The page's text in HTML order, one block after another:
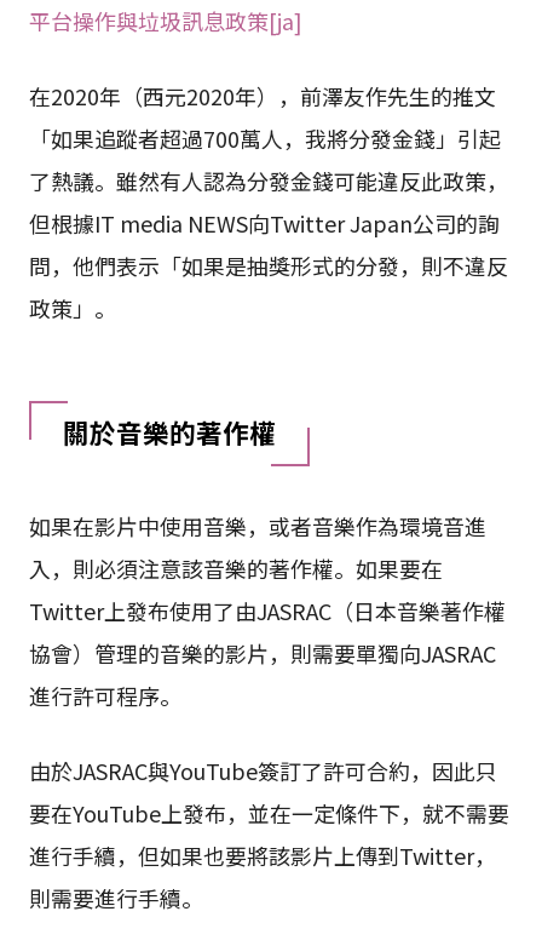
平台操作與垃圾訊息政策[ja]
在2020年（西元2020年），前澤友作先生的推文
「如果追蹤者超過700萬人，我將分發金錢」引起
了熱議。雖然有人認為分發金錢可能違反此政策，
但根據IT media NEWS向Twitter Japan公司的詢
問，他們表示「如果是抽獎形式的分發，則不違反
政策」。
關於音樂的著作權
如果在影片中使用音樂，或者音樂作為環境音進
入，則必須注意該音樂的著作權。如果要在
Twitter上發布使用了由JASRAC（日本音樂著作權
協會）管理的音樂的影片，則需要單獨向JASRAC
進行許可程序。
由於JASRAC與YouTube簽訂了許可合約，因此只
要在YouTube上發布，並在一定條件下，就不需要
進行手續，但如果也要將該影片上傳到Twitter，
則需要進行手續。